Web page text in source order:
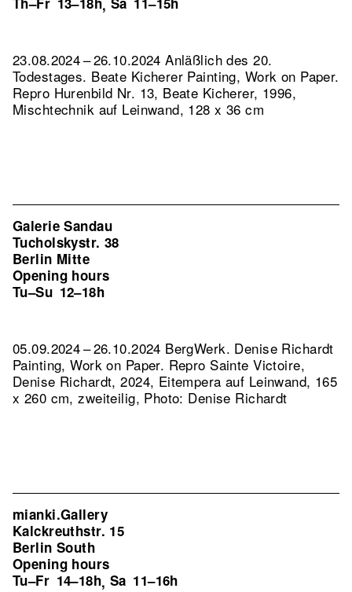
,
23.08.2024 – 26.10.2024 Anläßlich des 20.
Todestages. Beate Kicherer Painting, Work on Paper.
Repro Hurenbild Nr. 13, Beate Kicherer, 1996,
Mischtechnik auf Leinwand, 128 x 36 cm
Galerie Sandau
Tucholskystr. 38
Berlin Mitte
Opening hours
Tu–Su 12–18h
05.09.2024 – 26.10.2024 BergWerk. Denise Richardt
Painting, Work on Paper. Repro Sainte Victoire,
Denise Richardt, 2024, Eitempera auf Leinwand, 165
x 260 cm, zweiteilig, Photo: Denise Richardt
mianki.Gallery
Kalckreuthstr. 15
Berlin South
Opening hours
Tu–Fr 14–18h, Sa 11–16h